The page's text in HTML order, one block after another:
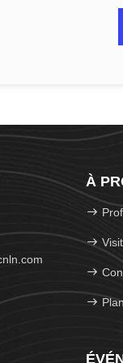
À